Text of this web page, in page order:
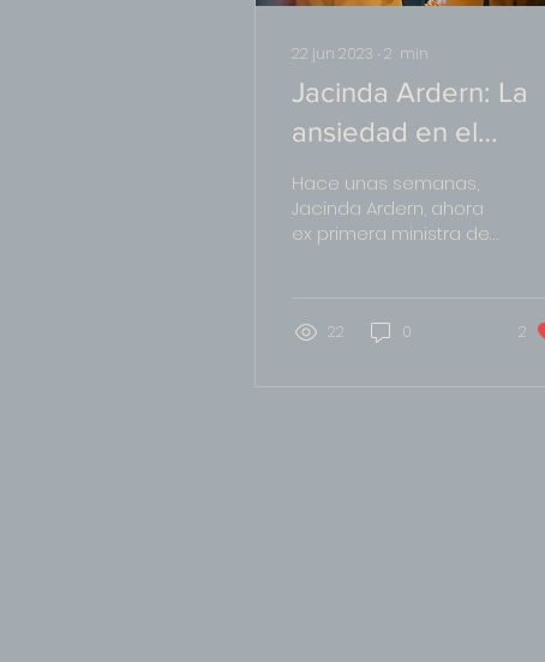
22 jun 2023 ∙ 2 min
Jacinda Ardern: La
ansiedad en el
poder. O el poder de
la ansiedad.
Hace unas semanas,
Jacinda Ardern, ahora
ex primera ministra de
hizo con un...
22 0 2